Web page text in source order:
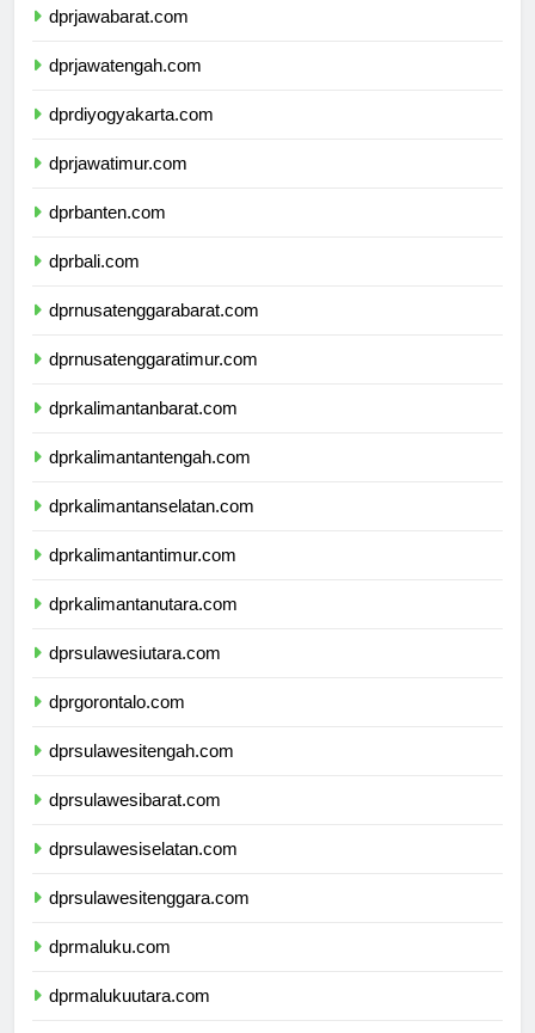
dprjawabarat.com
dprjawatengah.com
dprdiyogyakarta.com
dprjawatimur.com
dprbanten.com
dprbali.com
dprnusatenggarabarat.com
dprnusatenggaratimur.com
dprkalimantanbarat.com
dprkalimantantengah.com
dprkalimantanselatan.com
dprkalimantantimur.com
dprkalimantanutara.com
dprsulawesiutara.com
dprgorontalo.com
dprsulawesitengah.com
dprsulawesibarat.com
dprsulawesiselatan.com
dprsulawesitenggara.com
dprmaluku.com
dprmalukuutara.com